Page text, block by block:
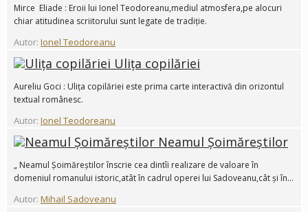
Mirce Eliade : Eroii lui Ionel Teodoreanu,mediul atmosfera,pe alocuri
chiar atitudinea scriitorului sunt legate de tradiție.
Autor: Ionel Teodoreanu
Ulița copilăriei
Aureliu Goci : Ulița copilăriei este prima carte interactivă din orizontul
textual românesc.
Autor: Ionel Teodoreanu
Neamul Șoimăreștilor
„ Neamul Șoimăreștilor înscrie cea dintîi realizare de valoare în
domeniul romanului istoric,atât în cadrul operei lui Sadoveanu,cât și în...
Autor: Mihail Sadoveanu